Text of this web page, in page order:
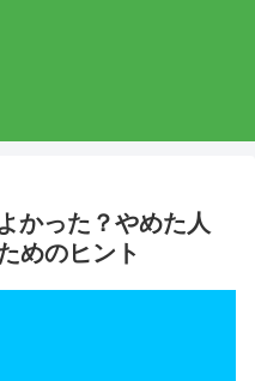
かった？やめた人
めのヒント